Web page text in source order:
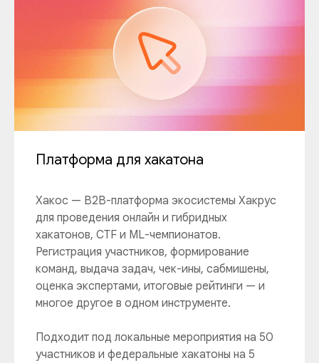
Платформа для хакатона
Хакос — B2B-платформа экосистемы Хакрус
для проведения онлайн и гибридных
хакатонов, CTF и ML-чемпионатов.
Регистрация участников, формирование
команд, выдача задач, чек-ины, сабмишены,
оценка экспертами, итоговые рейтинги — и
многое другое в одном инструменте.
Подходит под локальные мероприятия на 50
участников и федеральные хакатоны на 5